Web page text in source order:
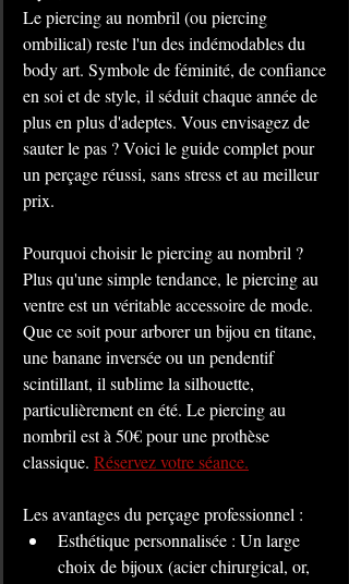
Le piercing au nombril (ou piercing
ombilical) reste l'un des indémodables du
body art. Symbole de féminité, de confiance
en soi et de style, il séduit chaque année de
plus en plus d'adeptes. Vous envisagez de
sauter le pas ? Voici le guide complet pour
un perçage réussi, sans stress et au meilleur
prix.
Pourquoi choisir le piercing au nombril ?
Plus qu'une simple tendance, le piercing au
ventre est un véritable accessoire de mode.
Que ce soit pour arborer un bijou en titane,
une banane inversée ou un pendentif
scintillant, il sublime la silhouette,
particulièrement en été. Le piercing au
nombril est à 50€ pour une prothèse
classique. Réservez votre séance.
Les avantages du perçage professionnel :
Esthétique personnalisée : Un large
choix de bijoux (acier chirurgical, or,